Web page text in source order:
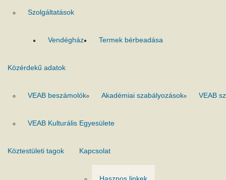
Szolgáltatások
Vendégház Termek bérbeadása
Közérdekű adatok
VEAB beszámolók Akadémiai szabályozások VEAB
VEAB Kulturális Egyesülete
Köztestületi tagok Kapcsolat